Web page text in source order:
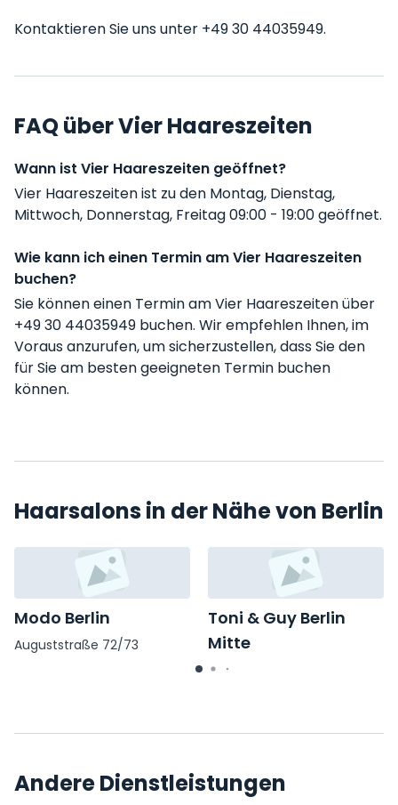
Kontaktieren Sie uns unter +49 30 44035949.
FAQ über Vier Haareszeiten
Wann ist Vier Haareszeiten geöffnet?
Vier Haareszeiten ist zu den Montag, Dienstag,
Mittwoch, Donnerstag, Freitag 09:00 - 19:00 geöffnet.
Wie kann ich einen Termin am Vier Haareszeiten
buchen?
Sie können einen Termin am Vier Haareszeiten über
+49 30 44035949 buchen. Wir empfehlen Ihnen, im
Voraus anzurufen, um sicherzustellen, dass Sie den
für Sie am besten geeigneten Termin buchen
können.
Haarsalons in der Nähe von Berlin
Modo Berlin
Auguststraße 72/73
Toni & Guy Berlin
Mitte
Friedrichstraße 58
Andere Dienstleistungen